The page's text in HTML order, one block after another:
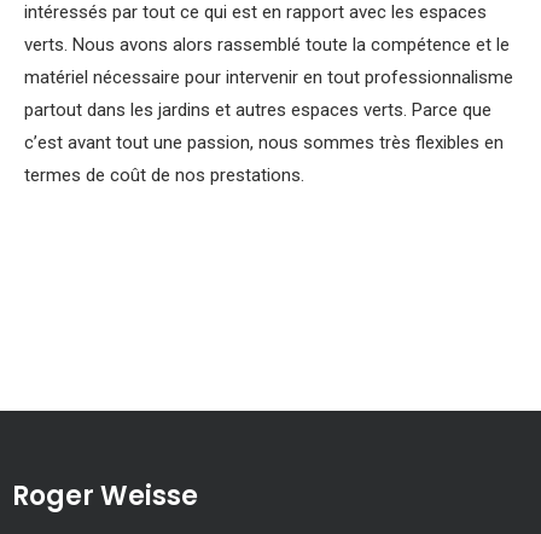
intéressés par tout ce qui est en rapport avec les espaces
verts. Nous avons alors rassemblé toute la compétence et le
matériel nécessaire pour intervenir en tout professionnalisme
partout dans les jardins et autres espaces verts. Parce que
c’est avant tout une passion, nous sommes très flexibles en
termes de coût de nos prestations.
Roger Weisse